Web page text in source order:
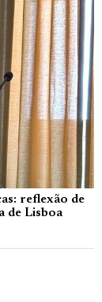
reflexão de
de Lisboa